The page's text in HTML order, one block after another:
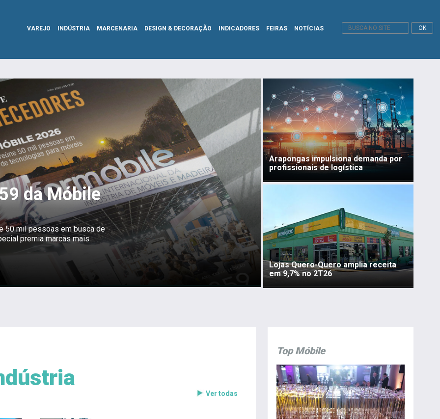
VAREJO INDÚSTRIA MARCENARIA DESIGN & DECORAÇÃO INDICADORES FEIRAS NOTÍCIAS
da Móbile
50 mil pessoas em busca de
premia marcas mais
Arapongas impulsiona demanda por
profissionais de logística
Lojas Quero-Quero amplia receita
em 9,7% no 2T26
Ver todas
Top Móbile